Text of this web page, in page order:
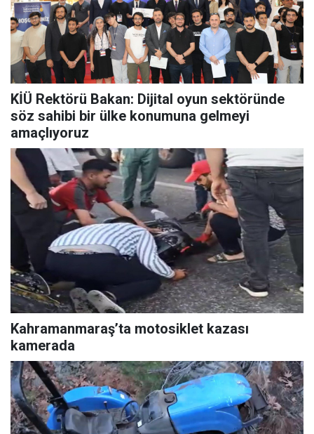
KİÜ Rektörü Bakan: Dijital oyun sektöründe
söz sahibi bir ülke konumuna gelmeyi
amaçlıyoruz
Kahramanmaraş’ta motosiklet kazası
kamerada